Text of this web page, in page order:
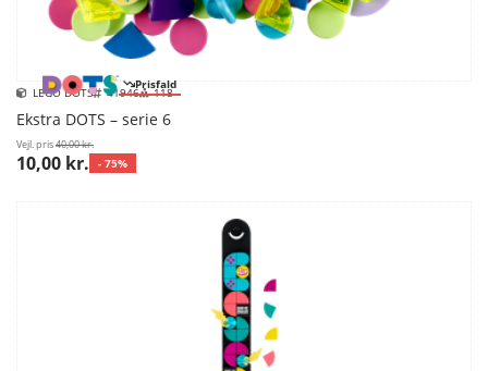
Prisfald
LEGO DOTS 41946 118
Ekstra DOTS – serie 6
Vejl. pris40,00 kr.
10,00 kr. - 75%